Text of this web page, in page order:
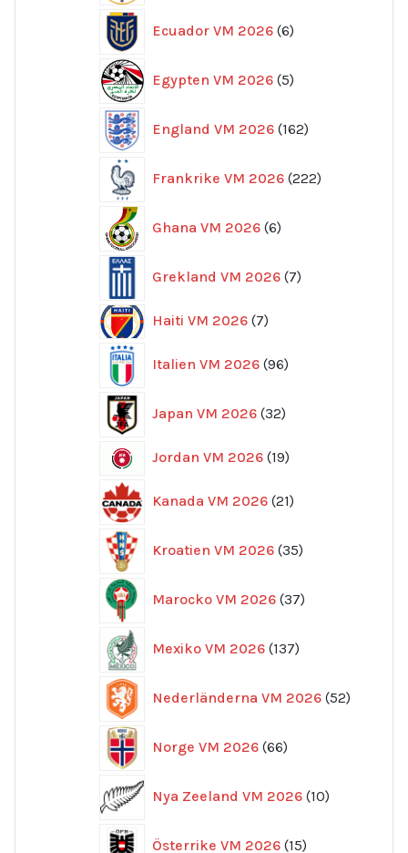
Ecuador VM 2026 6
produkter
Egypten VM 2026 5
produkter
England VM 2026 162
produkter
Frankrike VM 2026 222
produkter
Ghana VM 2026 6
produkter
Grekland VM 2026 7
produkter
Haiti VM 2026 77
Italien VM 2026 96
produkter
Japan VM 2026 32
produkter
Jordan VM 2026 1919
Kanada VM 2026 21
produkter
Kroatien VM 2026 35
produkter
Marocko VM 2026 37
produkter
Mexiko VM 2026 137
produkter
Nederländerna VM 2026 52
Norge VM 2026 66
produkter
Nya Zeeland VM 2026 10
produkter
Österrike VM 2026 15